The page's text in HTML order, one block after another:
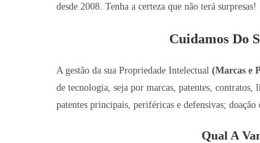
desde 2008. Tenha a certeza que não terá surpresas!
Cuidamos Do
A gestão da sua Propriedade Intelectual (Marcas e
de tecnologia, seja por marcas, patentes,
patentes principais, periféricas e defensivas; doação
Qual A